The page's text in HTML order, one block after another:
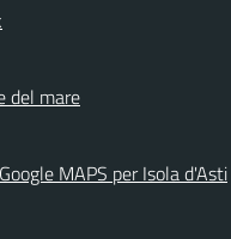
del mare
MAPS per Isola d'Asti